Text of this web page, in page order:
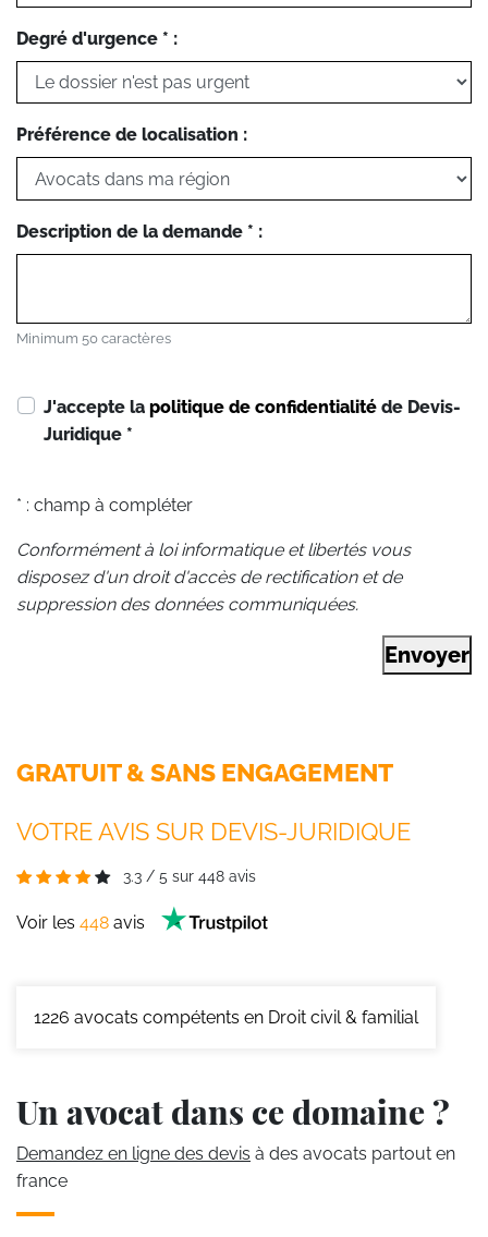
Degré d'urgence * :
Préférence de localisation :
Description de la demande * :
Minimum 50 caractères
J'accepte la politique de confidentialité de Devis-
Juridique *
* : champ à compléter
Conformément à loi informatique et libertés vous
disposez d'un droit d'accès de rectification et de
suppression des données communiquées.
Envoyer
GRATUIT & SANS ENGAGEMENT
VOTRE AVIS SUR DEVIS-JURIDIQUE
3.3 / 5 sur 448 avis
Voir les 448 avis
1226 avocats compétents en Droit civil & familial
Un avocat dans ce domaine ?
Demandez en ligne des devis à des avocats partout en
france